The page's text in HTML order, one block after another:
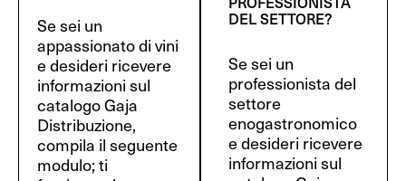
Se sei un
appassionato di vini
e desideri ricevere
informazioni sul
catalogo Gaja
Distribuzione,
compila il seguente
modulo; ti
DEL SETTORE?
Se sei un
professionista del
settore
enogastronomico
e desideri ricevere
informazioni sul